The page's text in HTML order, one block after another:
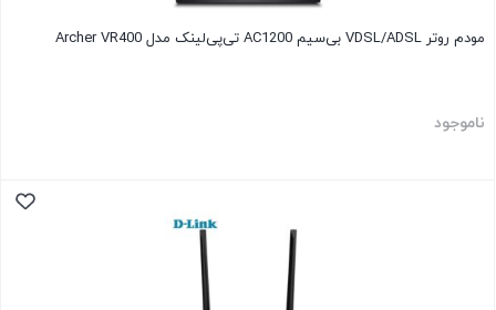
مودم روتر VDSL/ADSL بی‌سیم AC1200 تی‌پی‌لینک مدل Archer VR400
ناموجود